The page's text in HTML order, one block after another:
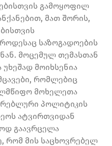
გამოყოფილ
მათ შორის,
საზოგადოების
მოცემულ თემასთან
უხეშად მოიხსენია
რომლებიც
მოხელეთა
პოლიტიკის
ატვირთვიდან
გაავრცელა
რომ მის საცხოვრებელ